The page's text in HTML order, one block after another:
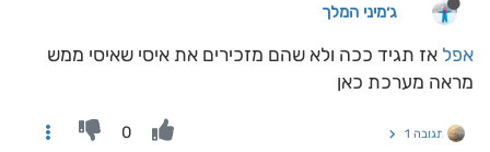
ג׳מיני המלך
אפל אז תגיד ככה ולא שהם מזכירים את איסי שאיסי ממש
מראה מערכת כאן
תגובה 1 0